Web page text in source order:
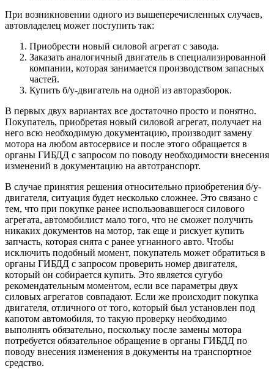
При возникновении одного из вышеперечисленных случаев,
автовладелец может поступить так:
Приобрести новый силовой агрегат с завода.
Заказать аналогичный двигатель в специализированной
компании, которая занимается производством запасных
частей.
Купить б/у-двигатель на одной из авторазборок.
В первых двух вариантах все достаточно просто и понятно.
Покупатель, приобретая новый силовой агрегат, получает на
него всю необходимую документацию, производит замену
мотора на любом автосервисе и после этого обращается в
органы ГИБДД с запросом по поводу необходимости внесения
изменений в документацию на автотранспорт.
В случае принятия решения относительно приобретения б/у-
двигателя, ситуация будет несколько сложнее. Это связано с
тем, что при покупке ранее использовавшегося силового
агрегата, автомобилист мало того, что не сможет получить
никаких документов на мотор, так еще и рискует купить
запчасть, которая снята с ранее угнанного авто. Чтобы
исключить подобный момент, покупатель может обратиться в
органы ГИБДД с запросом проверить номер двигателя,
который он собирается купить. Это является сугубо
рекомендательным моментом, если все параметры двух
силовых агрегатов совпадают. Если же происходит покупка
двигателя, отличного от того, который был установлен под
капотом автомобиля, то такую проверку необходимо
выполнять обязательно, поскольку после замены мотора
потребуется обязательное обращение в органы ГИБДД по
поводу внесения изменения в документы на транспортное
средство.